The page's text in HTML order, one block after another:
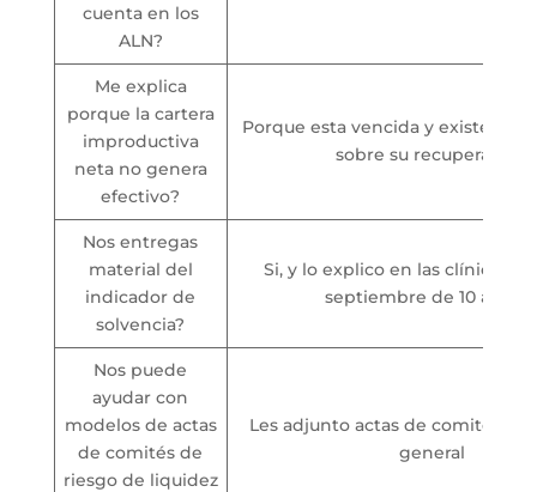
cuenta en los
ALN?
Me explica
porque la cartera
improductiva
neta no genera
efectivo?
Porque esta vencida y existe
sobre su recuperacion
Nos entregas
material del
indicador de
solvencia?
Si, y lo explico en las clínicas 4,
septiembre de 10 a 11
Nos puede
ayudar con
modelos de actas
de comités de
riesgo de liquidez
Les adjunto actas de comité de
general